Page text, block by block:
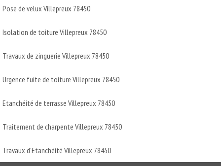
Pose de velux Villepreux 78450
Isolation de toiture Villepreux 78450
Travaux de zinguerie Villepreux 78450
Urgence fuite de toiture Villepreux 78450
Etanchéité de terrasse Villepreux 78450
Traitement de charpente Villepreux 78450
Travaux d'Etanchéité Villepreux 78450